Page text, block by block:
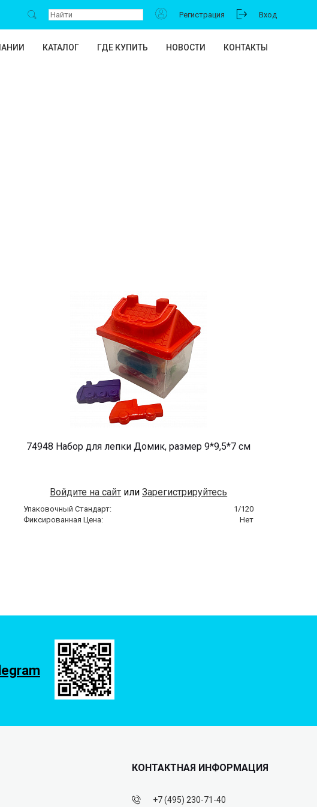
Регистрация Вход
КАТАЛОГ ГДЕ КУПИТЬ НОВОСТИ КОНТАКТЫ
74948 Набор для лепки Домик, размер 9*9,5*7 см
Войдите на сайт илиЗарегистрируйтесь
Упаковочный Стандарт:
1/120
Фиксированная Цена:
Нет
КОНТАКТНАЯ ИНФОРМАЦИЯ
+7 (495) 230-71-40